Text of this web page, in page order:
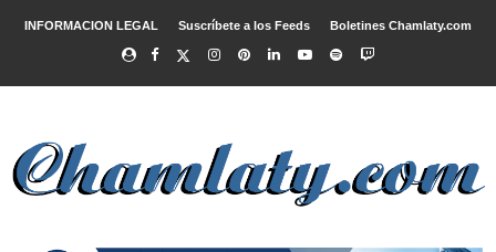
INFORMACION LEGAL Suscríbete a los Feeds Boletines Chamlaty.com